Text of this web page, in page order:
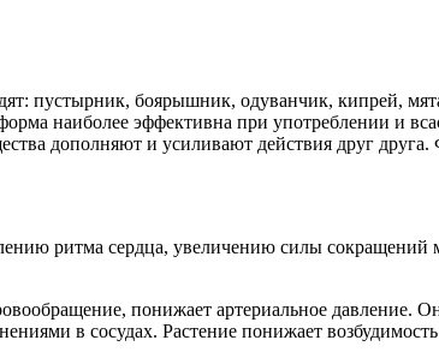
пустырник, боярышник, одуванчик, кипрей,
наиболее эффективна при употреблении и
дополняют и усиливают действия друг друга.
ритма сердца, увеличению силы сокращений
понижает артериальное давление.
в сосудах. Растение понижает